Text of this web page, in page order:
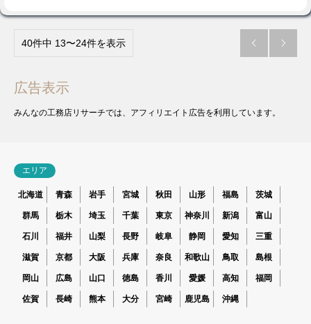
40件中 13〜24件を表示  
広告表示
みんなの工務店リサーチでは、アフィリエイト広告を利用しています。
エリア
北海道 青森 岩手 宮城 秋田 山形 福島 茨城
群馬 栃木 埼玉 千葉 東京 神奈川 新潟 富山
石川 福井 山梨 長野 岐阜 静岡 愛知 三重
滋賀 京都 大阪 兵庫 奈良 和歌山 鳥取 島根
岡山 広島 山口 徳島 香川 愛媛 高知 福岡
佐賀 長崎 熊本 大分 宮崎 鹿児島 沖縄